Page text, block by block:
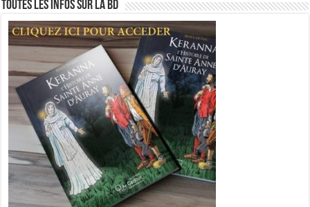
Toutes les infos sur la BD